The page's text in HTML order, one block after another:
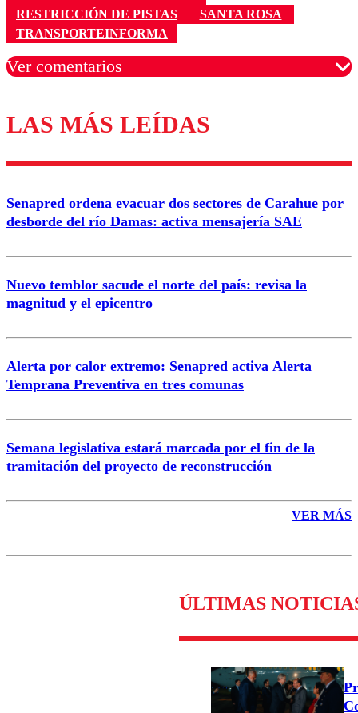
RESTRICCIÓN DE PISTAS
SANTA ROSA
TRANSPORTEINFORMA
Ver comentarios
Los comentarios son moderados para garantizar un
diálogo respetuoso.
Correo
LAS MÁS LEÍDAS
Senapred ordena evacuar dos sectores de Carahue por
desborde del río Damas: activa mensajería SAE
Nuevo temblor sacude el norte del país: revisa la
magnitud y el epicentro
Alerta por calor extremo: Senapred activa Alerta
Temprana Preventiva en tres comunas
Semana legislativa estará marcada por el fin de la
tramitación del proyecto de reconstrucción
VER MÁS
ÚLTIMAS